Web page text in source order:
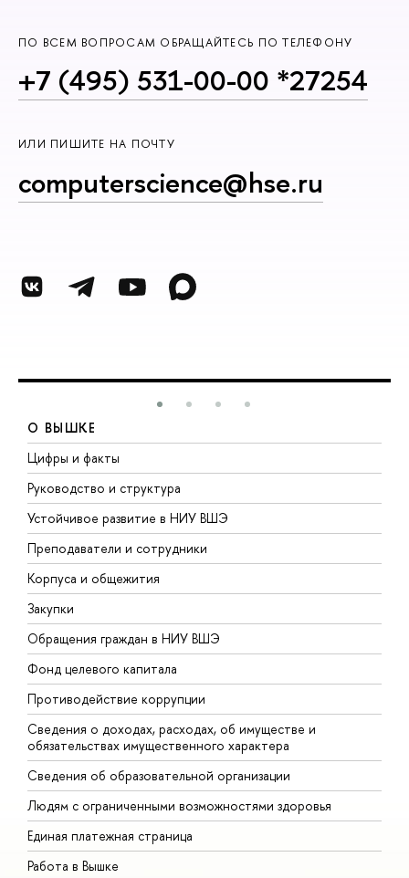
ПО ВСЕМ ВОПРОСАМ ОБРАЩАЙТЕСЬ ПО ТЕЛЕФОНУ
+7 (495) 531-00-00 *27254
ИЛИ ПИШИТЕ НА ПОЧТУ
computerscience@hse.ru
О ВЫШКЕ
Цифры и факты
Руководство и структура
Устойчивое развитие в НИУ ВШЭ
Преподаватели и сотрудники
Корпуса и общежития
Закупки
Обращения граждан в НИУ ВШЭ
Фонд целевого капитала
Противодействие коррупции
Сведения о доходах, расходах, об имуществе и
обязательствах имущественного характера
Сведения об образовательной организации
Людям с ограниченными возможностями здоровья
Единая платежная страница
Работа в Вышке